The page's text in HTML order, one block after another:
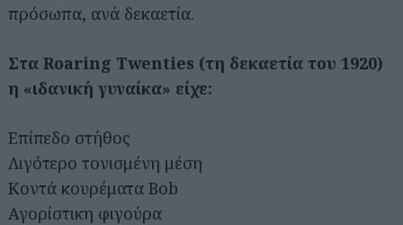
πρόσωπα, ανά δεκαετία.
Στα Roaring Twenties (τη δεκαετία του 1920)
η «ιδανική γυναίκα» είχε:
Επίπεδο στήθος
Λιγότερο τονισμένη μέση
Κοντά κουρέματα Bob
Αγορίστικη φιγούρα